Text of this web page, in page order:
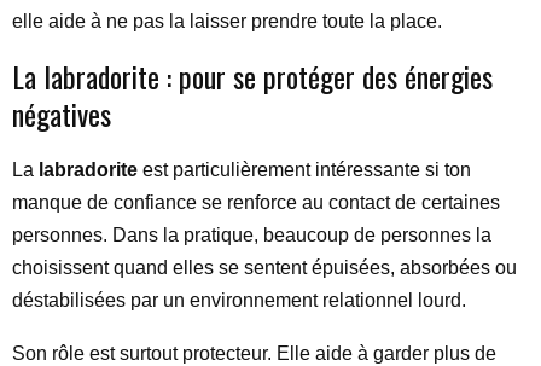
elle aide à ne pas la laisser prendre toute la place.
La labradorite : pour se protéger des énergies
négatives
La labradorite est particulièrement intéressante si ton
manque de confiance se renforce au contact de certaines
personnes. Dans la pratique, beaucoup de personnes la
choisissent quand elles se sentent épuisées, absorbées ou
déstabilisées par un environnement relationnel lourd.
Son rôle est surtout protecteur. Elle aide à garder plus de